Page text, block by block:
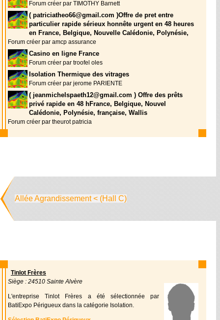
Forum créer par TIMOTHY Barnett
( patriciatheo66@gmail.com )Offre de pret entre
particulier rapide sérieux honnête urgent en 48 heures
en France, Belgique, Nouvelle Calédonie, Polynésie,
Forum créer par amcp assurance
Casino en ligne France
Forum créer par troofel oles
Isolation Thermique des vitrages
Forum créer par jerome PARIENTE
( jeanmichelspaeth12@gmail.com ) Offre des prêts
privé rapide en 48 hFrance, Belgique, Nouvel
Calédonie, Polynésie, française, Wallis
Forum créer par theurot patricia
Allée Agrandissement < (Hall C)
Tinlot Frères
Siège : 24510 Sainte Alvère
L'entreprise Tinlot Frères a été sélectionnée par
BatiExpo Périgueux dans la catégorie Isolation.